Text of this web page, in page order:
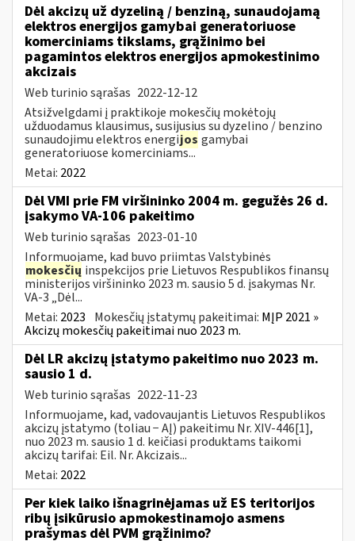
Dėl akcizų už dyzeliną / benziną, sunaudojamą
elektros energijos gamybai generatoriuose
komerciniams tikslams, grąžinimo bei
pagamintos elektros energijos apmokestinimo
akcizais
Web turinio sąrašas 2022-12-12
Atsižvelgdami į praktikoje mokesčių mokėtojų
užduodamus klausimus, susijusius su dyzelino / benzino
sunaudojimu elektros energijos gamybai
generatoriuose komerciniams...
Metai: 2022
Dėl VMI prie FM viršininko 2004 m. gegužės 26 d.
įsakymo VA-106 pakeitimo
Web turinio sąrašas 2023-01-10
Informuojame, kad buvo priimtas Valstybinės
mokesčių inspekcijos prie Lietuvos Respublikos finansų
ministerijos viršininko 2023 m. sausio 5 d. įsakymas Nr.
VA-3 „Dėl...
Metai: 2023 Mokesčių įstatymų pakeitimai: MĮP 2021 »
Akcizų mokesčių pakeitimai nuo 2023 m.
Dėl LR akcizų įstatymo pakeitimo nuo 2023 m.
sausio 1 d.
Web turinio sąrašas 2022-11-23
Informuojame, kad, vadovaujantis Lietuvos Respublikos
akcizų įstatymo (toliau − AĮ) pakeitimu Nr. XIV-446[1],
nuo 2023 m. sausio 1 d. keičiasi produktams taikomi
akcizų tarifai: Eil. Nr. Akcizais...
Metai: 2022
Per kiek laiko išnagrinėjamas už ES teritorijos
ribų įsikūrusio apmokestinamojo asmens
prašymas dėl PVM grąžinimo?